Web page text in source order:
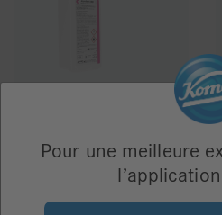
26,38 €
Pour une meilleure